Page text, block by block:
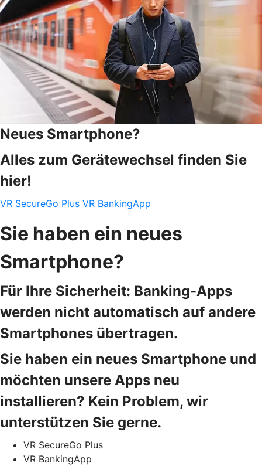
Neues Smartphone?
Alles zum Gerätewechsel finden Sie
hier!
VR SecureGo Plus VR BankingApp
Sie haben ein neues
Smartphone?
Für Ihre Sicherheit: Banking-Apps
werden nicht automatisch auf andere
Smartphones übertragen.
Sie haben ein neues Smartphone und
möchten unsere Apps neu
installieren? Kein Problem, wir
unterstützen Sie gerne.
VR SecureGo Plus
VR BankingApp